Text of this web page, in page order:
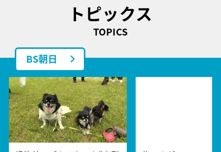
トピックス
TOPICS
BS朝日